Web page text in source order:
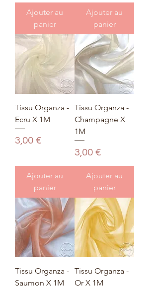
Ajouter au
panier
Ajouter au
panier
Tissu Organza -
Ecru X 1M
Prix
3,00 €
Ajouter au
panier
Tissu Organza -
Champagne X
1M
Prix
3,00 €
Ajouter au
panier
Tissu Organza -
Saumon X 1M
Tissu Organza -
Or X 1M